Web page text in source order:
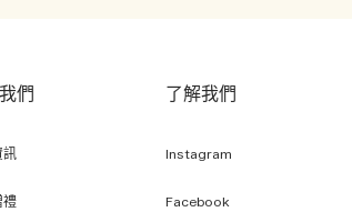
們
訊
禮
了解我們
Instagram
Facebook